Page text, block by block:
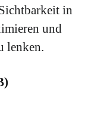
in
und
lenken.